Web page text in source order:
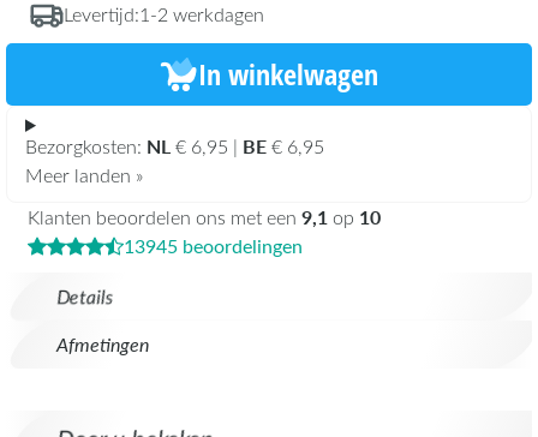
Details
Afmetingen
Levertijd:1-2 werkdagen
In winkelwagen
Bezorgkosten: NL€ 6,95 | BE€ 6,95
Meer landen »
Klanten beoordelen ons met een 9,1 op 10
13945 beoordelingen